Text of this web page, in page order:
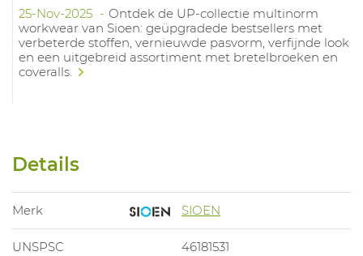
25-Nov-2025
Ontdek de UP-collectie multinorm
workwear van Sioen: geüpgradede bestsellers met
verbeterde stoffen, vernieuwde pasvorm, verfijnde look
en een uitgebreid assortiment met bretelbroeken en
coveralls.
Details
Merk SIOEN
UNSPSC 46181531